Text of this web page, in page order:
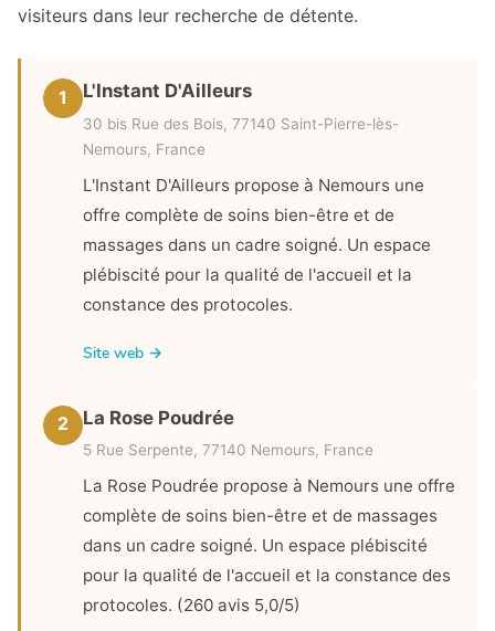
visiteurs dans leur recherche de détente.
1 L'Instant D'Ailleurs
30 bis Rue des Bois, 77140 Saint-Pierre-lès-
Nemours, France
L'Instant D'Ailleurs propose à Nemours une
offre complète de soins bien-être et de
massages dans un cadre soigné. Un espace
plébiscité pour la qualité de l'accueil et la
constance des protocoles.
Site web →
2 La Rose Poudrée
5 Rue Serpente, 77140 Nemours, France
La Rose Poudrée propose à Nemours une offre
complète de soins bien-être et de massages
dans un cadre soigné. Un espace plébiscité
pour la qualité de l'accueil et la constance des
protocoles. (260 avis 5,0/5)